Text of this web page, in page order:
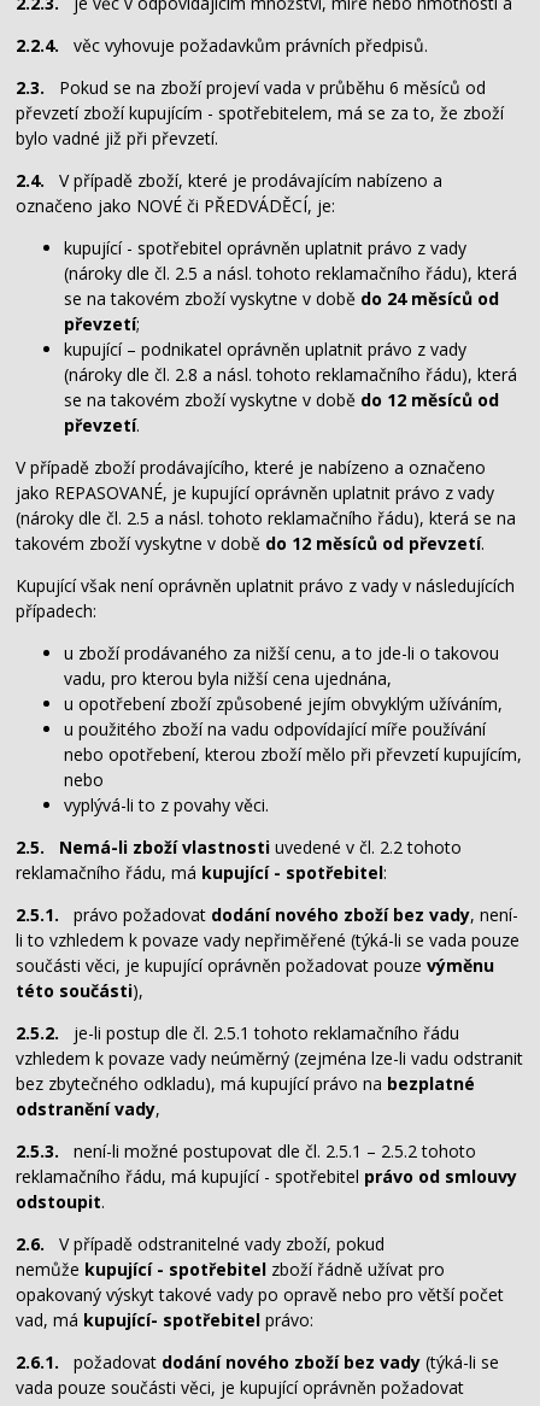
2.2.4. věc vyhovuje požadavkům právních předpisů.
2.3. Pokud se na zboží projeví vada v průběhu 6 měsíců od
převzetí zboží kupujícím - spotřebitelem, má se za to, že zboží
bylo vadné již při převzetí.
2.4. V případě zboží, které je prodávajícím nabízeno a
označeno jako NOVÉ či PŘEDVÁDĚCÍ, je:
kupující - spotřebitel oprávněn uplatnit právo z vady
(nároky dle čl. 2.5 a násl. tohoto reklamačního řádu), která
se na takovém zboží vyskytne v době do 24 měsíců od
převzetí;
kupující – podnikatel oprávněn uplatnit právo z vady
(nároky dle čl. 2.8 a násl. tohoto reklamačního řádu), která
se na takovém zboží vyskytne v době do 12 měsíců od
převzetí.
V případě zboží prodávajícího, které je nabízeno a označeno
jako REPASOVANÉ, je kupující oprávněn uplatnit právo z vady
(nároky dle čl. 2.5 a násl. tohoto reklamačního řádu), která se na
takovém zboží vyskytne v době do 12 měsíců od převzetí.
Kupující však není oprávněn uplatnit právo z vady v následujících
případech:
u zboží prodávaného za nižší cenu, a to jde-li o takovou
vadu, pro kterou byla nižší cena ujednána,
u opotřebení zboží způsobené jejím obvyklým užíváním,
u použitého zboží na vadu odpovídající míře používání
nebo opotřebení, kterou zboží mělo při převzetí kupujícím,
nebo
vyplývá-li to z povahy věci.
2.5.
Nemá-li zboží vlastnosti uvedené v čl. 2.2 tohoto
reklamačního řádu, má kupující - spotřebitel:
2.5.1. právo požadovat dodání nového zboží bez vady, není-
li to vzhledem k povaze vady nepřiměřené (týká-li se vada pouze
součásti věci, je kupující oprávněn požadovat pouzevýměnu
této součásti),
2.5.2. je-li postup dle čl. 2.5.1 tohoto reklamačního řádu
vzhledem k povaze vady neúměrný (zejména lze-li vadu odstranit
bez zbytečného odkladu), má kupující právo na bezplatné
odstranění vady,
2.5.3.
není-li možné postupovat dle čl. 2.5.1 – 2.5.2 tohoto
reklamačního řádu, má kupující - spotřebitel právo od smlouvy
odstoupit.
2.6. V případě odstranitelné vady zboží, pokud
nemůže kupující - spotřebitel zboží řádně užívat pro
opakovaný výskyt takové vady po opravě nebo pro větší počet
vad, má kupující- spotřebitel právo:
2.6.1. požadovat dodání nového zboží bez vady (týká-li se
vada pouze součásti věci, je kupující oprávněn požadovat